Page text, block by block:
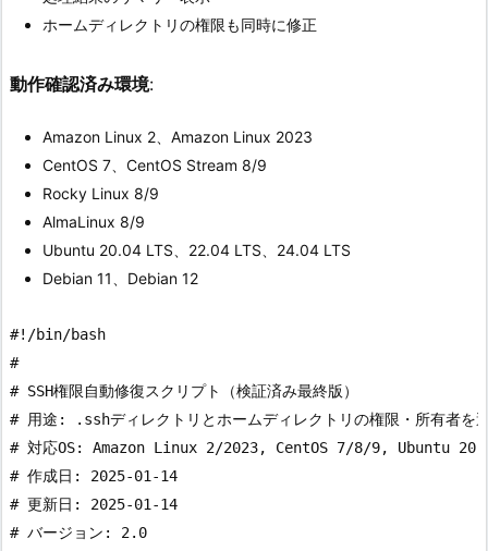
ホームディレクトリの権限も同時に修正
動作確認済み環境:
Amazon Linux 2、Amazon Linux 2023
CentOS 7、CentOS Stream 8/9
Rocky Linux 8/9
AlmaLinux 8/9
Ubuntu 20.04 LTS、22.04 LTS、24.04 LTS
Debian 11、Debian 12
#!/bin/bash
#
# SSH権限自動修復スクリプト（検証済み最終版）
# 用途: .sshディレクトリとホームディレクトリの権限・所有者を
# 対応OS: Amazon Linux 2/2023, CentOS 7/8/9, Ubuntu
# 作成日: 2025-01-14
# 更新日: 2025-01-14
# バージョン: 2.0